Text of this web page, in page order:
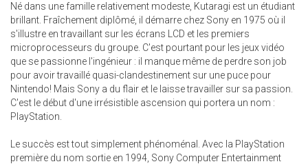
Né dans une famille relativement modeste, Kutaragi est un étudiant
brillant. Fraîchement diplômé, il démarre chez Sony en 1975 où il
s'illustre en travaillant sur les écrans LCD et les premiers
microprocesseurs du groupe. C'est pourtant pour les jeux vidéo
que se passionne l'ingénieur : il manque même de perdre son job
pour avoir travaillé quasi-clandestinement sur une puce pour
Nintendo! Mais Sony a du flair et le laisse travailler sur sa passion.
C'est le début d'une irrésistible ascension qui portera un nom :
PlayStation.
Le succès est tout simplement phénoménal. Avec la PlayStation
première du nom sortie en 1994, Sony Computer Entertainment